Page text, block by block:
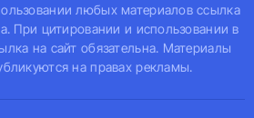
любых материалов ссылка
При цитировании и использовании в
на сайт обязательна. Материалы
на правах рекламы.